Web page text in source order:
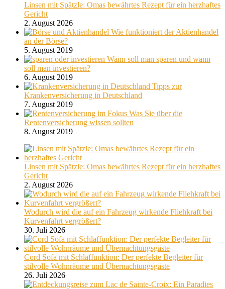
Linsen mit Spätzle: Omas bewährtes Rezept für ein herzhaftes
Gericht
2. August 2026
Wie funktioniert der Aktienhandel
an der Börse?
5. August 2019
Wann soll man sparen und wann
soll man investieren?
6. August 2019
Tipps zur
Krankenversicherung in Deutschland
7. August 2019
Was Sie über die
Rentenversicherung wissen sollten
8. August 2019
Linsen mit Spätzle: Omas bewährtes Rezept für ein herzhaftes
Gericht
2. August 2026
Wodurch wird die auf ein Fahrzeug wirkende Fliehkraft bei
Kurvenfahrt vergrößert?
30. Juli 2026
Cord Sofa mit Schlaffunktion: Der perfekte Begleiter für
stilvolle Wohnräume und Übernachtungsgäste
26. Juli 2026